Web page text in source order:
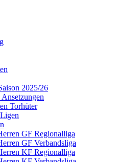
2025/26
Torhüter
GF Regionalliga
GF Verbandsliga
KF Regionalliga